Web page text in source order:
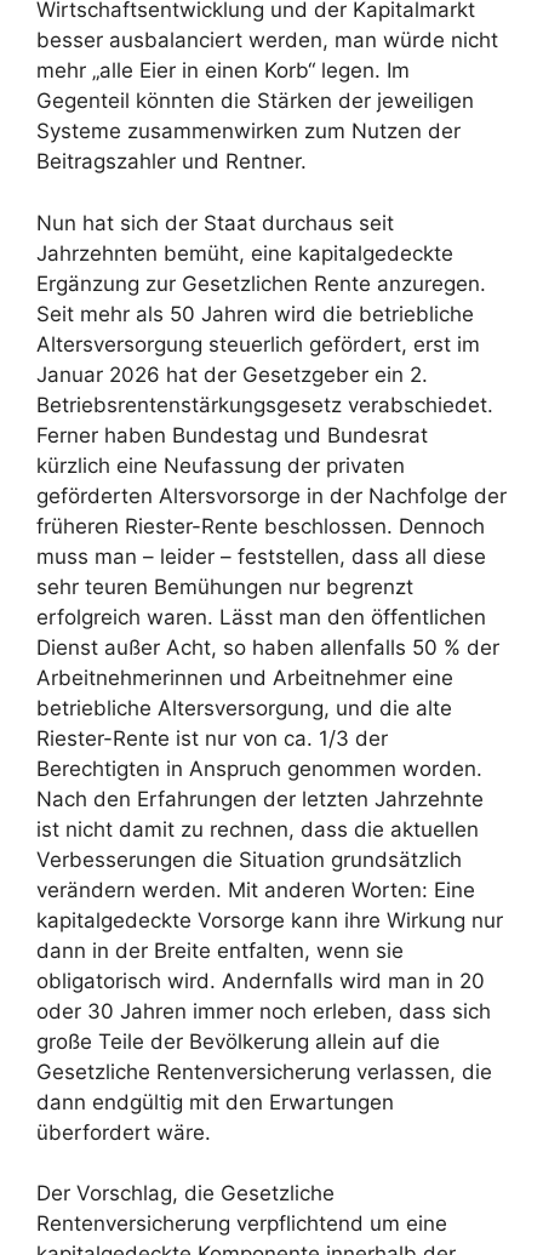
Wirtschaftsentwicklung und der Kapitalmarkt
besser ausbalanciert werden, man würde nicht
mehr „alle Eier in einen Korb“ legen. Im
Gegenteil könnten die Stärken der jeweiligen
Systeme zusammenwirken zum Nutzen der
Beitragszahler und Rentner.
Nun hat sich der Staat durchaus seit
Jahrzehnten bemüht, eine kapitalgedeckte
Ergänzung zur Gesetzlichen Rente anzuregen.
Seit mehr als 50 Jahren wird die betriebliche
Altersversorgung steuerlich gefördert, erst im
Januar 2026 hat der Gesetzgeber ein 2.
Betriebsrentenstärkungsgesetz verabschiedet.
Ferner haben Bundestag und Bundesrat
kürzlich eine Neufassung der privaten
geförderten Altersvorsorge in der Nachfolge der
früheren Riester-Rente beschlossen. Dennoch
muss man – leider – feststellen, dass all diese
sehr teuren Bemühungen nur begrenzt
erfolgreich waren. Lässt man den öffentlichen
Dienst außer Acht, so haben allenfalls 50 % der
Arbeitnehmerinnen und Arbeitnehmer eine
betriebliche Altersversorgung, und die alte
Riester-Rente ist nur von ca. 1/3 der
Berechtigten in Anspruch genommen worden.
Nach den Erfahrungen der letzten Jahrzehnte
ist nicht damit zu rechnen, dass die aktuellen
Verbesserungen die Situation grundsätzlich
verändern werden. Mit anderen Worten: Eine
kapitalgedeckte Vorsorge kann ihre Wirkung nur
dann in der Breite entfalten, wenn sie
obligatorisch wird. Andernfalls wird man in 20
oder 30 Jahren immer noch erleben, dass sich
große Teile der Bevölkerung allein auf die
Gesetzliche Rentenversicherung verlassen, die
dann endgültig mit den Erwartungen
überfordert wäre.
Der Vorschlag, die Gesetzliche
Rentenversicherung verpflichtend um eine